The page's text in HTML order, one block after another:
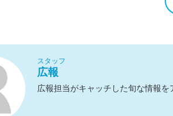
スタッフ
広報
広報担当がキャッチした旬な情報を